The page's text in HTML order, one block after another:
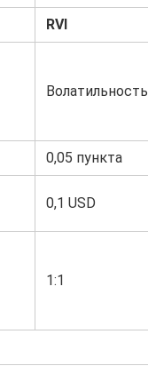
RVI
Волатильность
0,05 пункта
0,1 USD
1:1